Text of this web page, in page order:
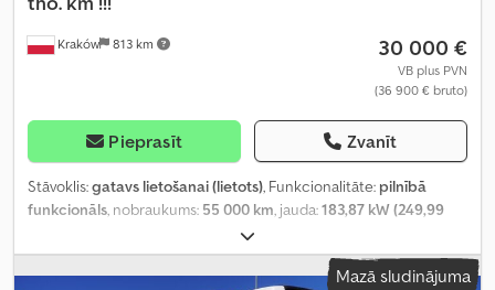
Kraków 813 km 30 000 €
VB plus PVN
(36 900 € bruto)
Pieprasīt Zvanīt
Stāvoklis:gatavs lietošanai (lietots), Funkcionalitāte: pilnībā
funkcionāls, nobraukums: 55 000 km, jauda:183,87 kW (249,99
dīzeļdegviela, tukšais svars:
maksimālā kravnesība:9 290 kg, kopējais svars:19 000 kg, asu
konfigurācija:4x2, degviela:dīzeļdegviela, krāsa:balts, vadītāja
Mazā sludinājuma